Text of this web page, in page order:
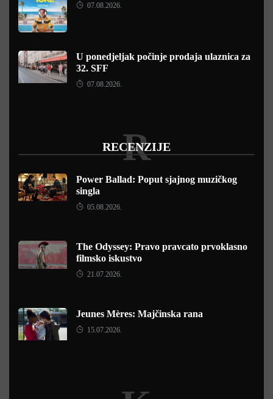
07.08.2026.
U ponedjeljak počinje prodaja ulaznica za
32. SFF
07.08.2026.
RECENZIJE
R
Power Ballad: Poput sjajnog muzičkog
singla
05.08.2026.
The Odyssey: Pravo pravcato prvoklasno
filmsko iskustvo
21.07.2026.
Jeunes Mères: Majčinska rana
15.07.2026.